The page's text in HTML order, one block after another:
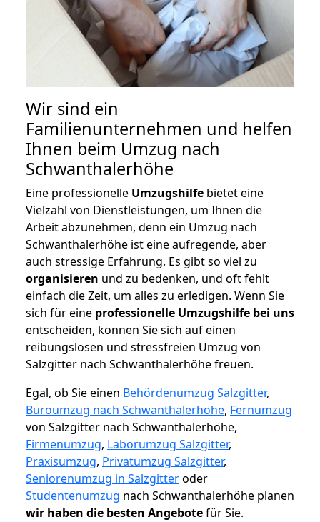
Wir sind ein
Familienunternehmen und helfen
Ihnen beim Umzug nach
Schwanthalerhöhe
Eine professionelle Umzugshilfe bietet eine
Vielzahl von Dienstleistungen, um Ihnen die
Arbeit abzunehmen, denn ein Umzug nach
Schwanthalerhöhe ist eine aufregende, aber
auch stressige Erfahrung. Es gibt so viel zu
organisieren und zu bedenken, und oft fehlt
einfach die Zeit, um alles zu erledigen. Wenn Sie
sich für eine professionelle Umzugshilfe bei uns
entscheiden, können Sie sich auf einen
reibungslosen und stressfreien Umzug von
Salzgitter nach Schwanthalerhöhe freuen.
Egal, ob Sie einen Behördenumzug Salzgitter,
Büroumzug nach Schwanthalerhöhe, Fernumzug
von Salzgitter nach Schwanthalerhöhe,
Firmenumzug, Laborumzug Salzgitter,
Praxisumzug, Privatumzug Salzgitter,
Seniorenumzug in Salzgitteroder
Studentenumzug nach Schwanthalerhöhe planen
wir haben die besten Angebotefür Sie.